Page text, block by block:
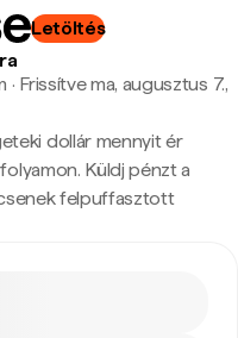
Letöltés
· Frissítve ma, augusztus 7.,
dollár mennyit ér
Küldj pénzt a
felpuffasztott